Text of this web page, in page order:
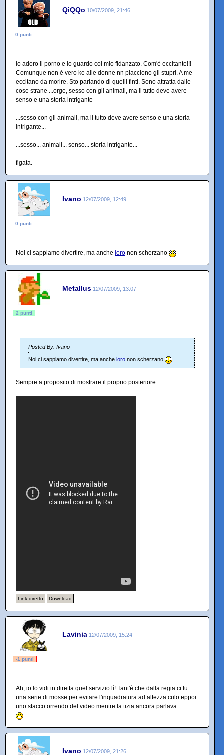
QiQQo 10/07/2009, 21:46
0 punti
io adoro il porno e lo guardo col mio fidanzato. Com'è eccitante!!!
Comunque non è vero ke alle donne nn piacciono gli stupri. A me
eccitano da morire. Sto parlando di quelli finti. Sono attratta dalle
cose strane ...orge, sesso con gli animali, ma il tutto deve avere
senso e una storia intrigante
...sesso con gli animali, ma il tutto deve avere senso e una storia
intrigante...
...sesso... animali... senso... storia intrigante...
figata.
Ivano 12/07/2009, 12:49
0 punti
Noi ci sappiamo divertire, ma anche loro non scherzano
Metallus 12/07/2009, 13:07
2 punti
Posted By: Ivano
Noi ci sappiamo divertire, ma anche loro non scherzano
Sempre a proposito di mostrare il proprio posteriore:
Link diretto Download
Lavinia 12/07/2009, 15:24
-1 punti
Ah, io lo vidi in diretta quel servizio lì! Tant'è che dalla regia ci fu
una serie di mosse per evitare l'inquadratura ad altezza culo eppoi
uno stacco orrendo del video mentre la tizia ancora parlava.
Ivano 12/07/2009, 21:26